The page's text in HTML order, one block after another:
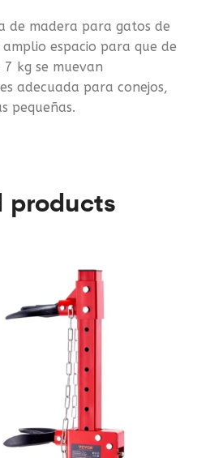
de madera para gatos de
espacio para que de
kg se muevan
adecuada para conejos,
pequeñas.
products